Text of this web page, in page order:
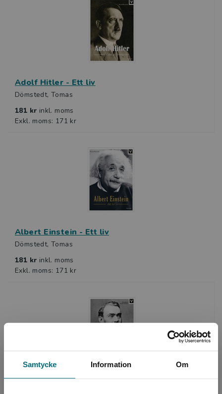
Samtycke Information Om
Adolf Hitler - Ett liv
Dömstedt, Tomas
181 kr inkl. moms
Exkl. moms: 171 kr
Albert Einstein - Ett liv
Dömstedt, Tomas
181 kr inkl. moms
Exkl. moms: 171 kr
Alfred Nobel - Ett liv